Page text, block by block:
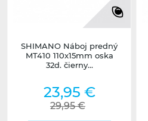
SHIMANO Náboj predný
MT410 110x15mm oska
32d. čierny...
23,95 €
29,95 €